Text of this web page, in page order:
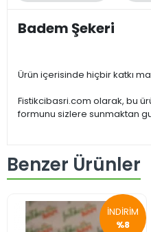
Badem Şekeri
Ürün içerisinde hiçbir katkı
Fistikcibasri.com olarak, bu
formunu sizlere sunmaktan
Benzer Ürünler
İNDİRİM
%8